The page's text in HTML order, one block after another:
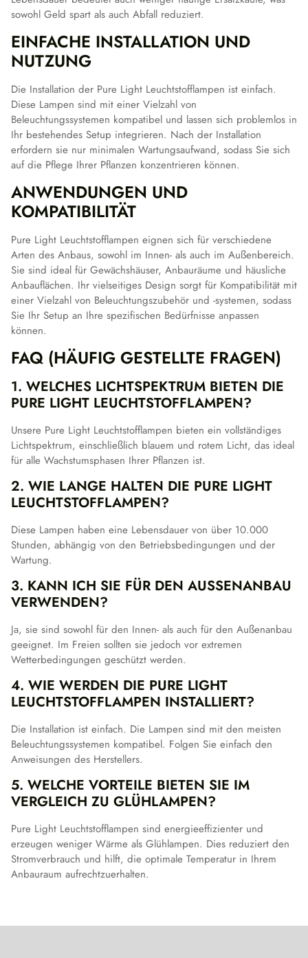
sowohl Geld spart als auch Abfall reduziert.
EINFACHE INSTALLATION UND
NUTZUNG
Die Installation der Pure Light Leuchtstofflampen ist einfach.
Diese Lampen sind mit einer Vielzahl von
Beleuchtungssystemen kompatibel und lassen sich problemlos in
Ihr bestehendes Setup integrieren. Nach der Installation
erfordern sie nur minimalen Wartungsaufwand, sodass Sie sich
auf die Pflege Ihrer Pflanzen konzentrieren können.
ANWENDUNGEN UND
KOMPATIBILITÄT
Pure Light Leuchtstofflampen eignen sich für verschiedene
Arten des Anbaus, sowohl im Innen- als auch im Außenbereich.
Sie sind ideal für Gewächshäuser, Anbauräume und häusliche
Anbauflächen. Ihr vielseitiges Design sorgt für Kompatibilität mit
einer Vielzahl von Beleuchtungszubehör und -systemen, sodass
Sie Ihr Setup an Ihre spezifischen Bedürfnisse anpassen
können.
FAQ (HÄUFIG GESTELLTE FRAGEN)
1. WELCHES LICHTSPEKTRUM BIETEN DIE
PURE LIGHT LEUCHTSTOFFLAMPEN?
Unsere Pure Light Leuchtstofflampen bieten ein vollständiges
Lichtspektrum, einschließlich blauem und rotem Licht, das ideal
für alle Wachstumsphasen Ihrer Pflanzen ist.
2. WIE LANGE HALTEN DIE PURE LIGHT
LEUCHTSTOFFLAMPEN?
Diese Lampen haben eine Lebensdauer von über 10.000
Stunden, abhängig von den Betriebsbedingungen und der
Wartung.
3. KANN ICH SIE FÜR DEN AUSSENANBAU V
ERWENDEN?
Ja, sie sind sowohl für den Innen- als auch für den Außenanbau
geeignet. Im Freien sollten sie jedoch vor extremen
Wetterbedingungen geschützt werden.
4. WIE WERDEN DIE PURE LIGHT
LEUCHTSTOFFLAMPEN INSTALLIERT?
Die Installation ist einfach. Die Lampen sind mit den meisten
Beleuchtungssystemen kompatibel. Folgen Sie einfach den
Anweisungen des Herstellers.
5. WELCHE VORTEILE BIETEN SIE IM
VERGLEICH ZU GLÜHLAMPEN?
Pure Light Leuchtstofflampen sind energieeffizienter und
erzeugen weniger Wärme als Glühlampen. Dies reduziert den
Stromverbrauch und hilft, die optimale Temperatur in Ihrem
Anbauraum aufrechtzuerhalten.